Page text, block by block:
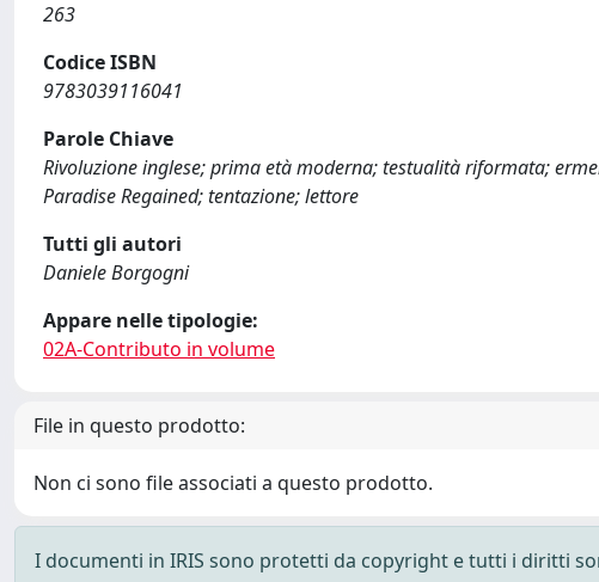
263
Codice ISBN
9783039116041
Parole Chiave
Rivoluzione inglese; prima età moderna; testualità riformata;
Paradise Regained; tentazione; lettore
Tutti gli autori
Daniele Borgogni
Appare nelle tipologie:
02A-Contributo in volume
File in questo prodotto:
Non ci sono file associati a questo prodotto.
I documenti in IRIS sono protetti da copyright e tutti i diritti